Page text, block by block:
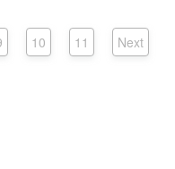
10 11
Next